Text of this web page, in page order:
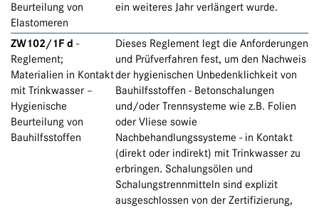
Beurteilung von
Elastomeren
ein weiteres Jahr verlängert wurde.
ZW102/1F d -
Reglement;
Materialien in Kontakt
mit Trinkwasser –
Hygienische
Beurteilung von
Bauhilfsstoffen
Dieses Reglement legt die Anforderungen
und Prüfverfahren fest, um den Nachweis
der hygienischen Unbedenklichkeit von
Bauhilfsstoffen - Betonschalungen
und/oder Trennsysteme wie z.B. Folien
oder Vliese sowie
Nachbehandlungssysteme - in Kontakt
(direkt oder indirekt) mit Trinkwasser zu
erbringen. Schalungsölen und
Schalungstrennmitteln sind explizit
ausgeschlossen von der Zertifizierung,